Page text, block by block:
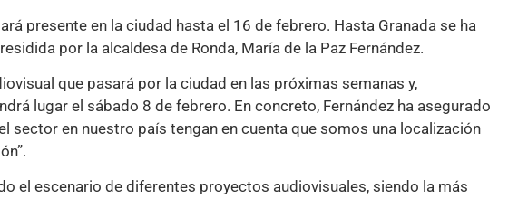
presente en la ciudad hasta el 16 de febrero. Hasta Granada se ha
por la alcaldesa de Ronda, María de la Paz Fernández.
que pasará por la ciudad en las próximas semanas y,
lugar el sábado 8 de febrero. En concreto, Fernández ha asegurado
sector en nuestro país tengan en cuenta que somos una localización
el escenario de diferentes proyectos audiovisuales, siendo la más